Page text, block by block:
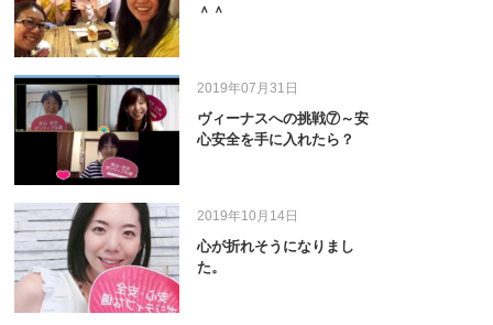
＾＾
2019年07月31日
ヴィーナスへの挑戦⑦～安
心安全を手に入れたら？
2019年10月14日
心が折れそうになりまし
た。